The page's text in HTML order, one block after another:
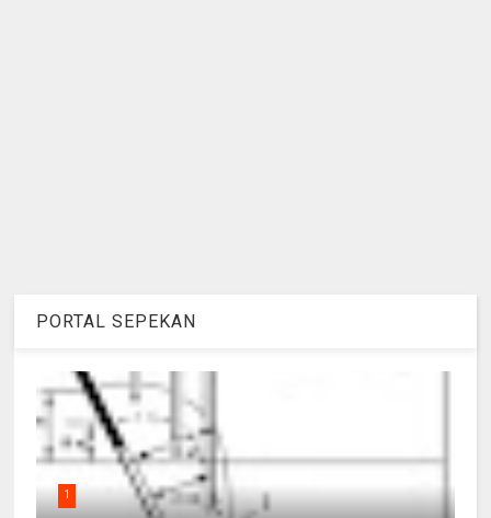
PORTAL SEPEKAN
1